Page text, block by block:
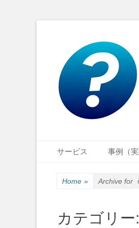
岸本ビ
小さな会社・小さなお店
Primary Menu
サービス 事例（実
Home » Archive for
カテゴリー: